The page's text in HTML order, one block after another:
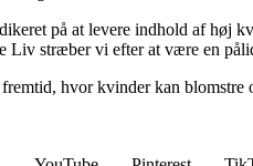
på at levere indhold af høj
Liv stræber vi efter at være en
fremtid, hvor kvinder kan